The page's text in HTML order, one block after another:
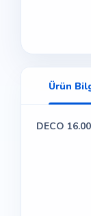
Ürün
DECO